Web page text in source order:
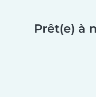
Prêt(e) à